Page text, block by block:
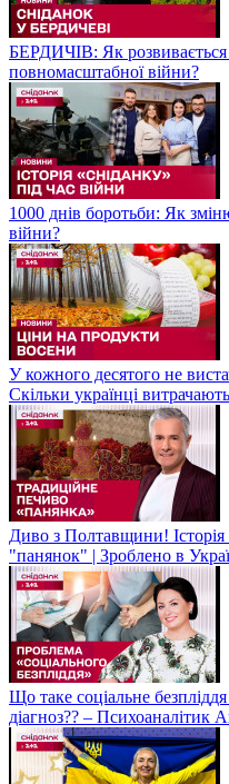
БЕРДИЧІВ: Як
повномасштабної війни?
1000 днів боротьби: Як
війни?
У кожного десятого не
Скільки українці
Диво з Полтавщини!
"панянок" | Зроблено в
Що таке соціальне
діагноз?? – Психоаналітик